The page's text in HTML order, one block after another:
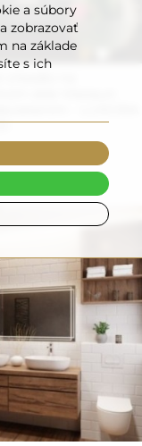
na
skle Visiosun
a súbory
zobrazovať
na základe
s ich